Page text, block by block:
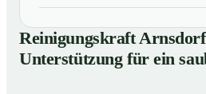
01Reinigungskraft Arnsdorf –
Unterstützung für ein sauberes
Unsere Leistungen im Überblick
Reinigungskraft
Unterstützung für ein